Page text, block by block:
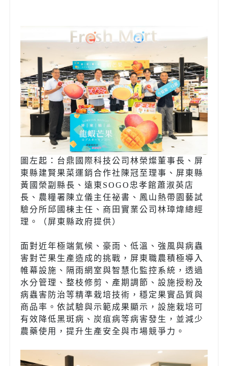
圖左起：台鼎國際科技公司林榮燦董事長、屏
東縣建賢果菜運銷合作社陳冠至理事、屏東縣
黃國榮副縣長、遠東SOGO忠孝館蕭淑英店
長、農糧署陳立儀主任祕書、鳳山熱帶園藝試
驗分所邱國棟主任、商田實業公司林璋煒總經
理。（屏東縣政府提供）
面對近年極端氣候、豪雨、低溫、強風與病蟲
害對芒果生產造成的挑戰，屏東職農積極導入
帷幕設施、隔雨網室與智慧化監控系統，透過
水分管理、整枝修剪、產期調節、設施授粉及
病蟲害防治等精準栽培技術，穩定果實品質與
商品率。依試驗與示範成果顯示，設施栽培可
有效降低黑斑病、炭疽病等病害發生，並減少
農藥使用，提升生產安全與市場競爭力。